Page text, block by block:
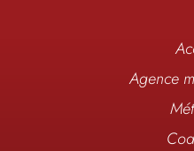
Agence